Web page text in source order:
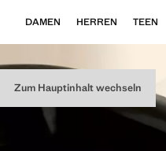
Zum Hauptinhalt wechseln
DAMEN HERREN TEEN